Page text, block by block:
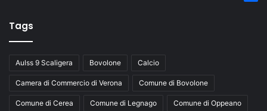
Tags
Aulss 9 Scaligera Bovolone Calcio
Camera di Commercio di Verona Comune di Bovolone
Comune di Cerea Comune di Legnago Comune di Oppeano